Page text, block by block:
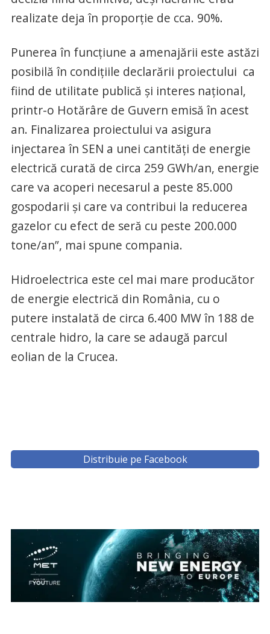
realizate deja în proporție de cca. 90%.
Punerea în funcțiune a amenajării este astăzi
posibilă în condițiile declarării proiectului ca
fiind de utilitate publică și interes național,
printr-o Hotărâre de Guvern emisă în acest
an. Finalizarea proiectului va asigura
injectarea în SEN a unei cantități de energie
electrică curată de circa 259 GWh/an, energie
care va acoperi necesarul a peste 85.000
gospodarii și care va contribui la reducerea
gazelor cu efect de seră cu peste 200.000
tone/an”, mai spune compania.
Hidroelectrica este cel mai mare producător
de energie electrică din România, cu o
putere instalată de circa 6.400 MW în 188 de
centrale hidro, la care se adaugă parcul
eolian de la Crucea.
Distribuie pe Facebook